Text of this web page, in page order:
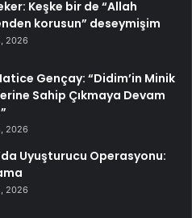
Keşke bir de “Allah
korusun” deseymişim
2026
Gençay: “Didim’in Minik
Sahip Çıkmaya Devam
2026
Uyuşturucu Operasyonu:
2026